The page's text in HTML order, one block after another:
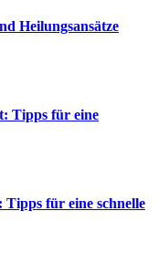
Heilungsansätze
Tipps für eine
für eine schnelle